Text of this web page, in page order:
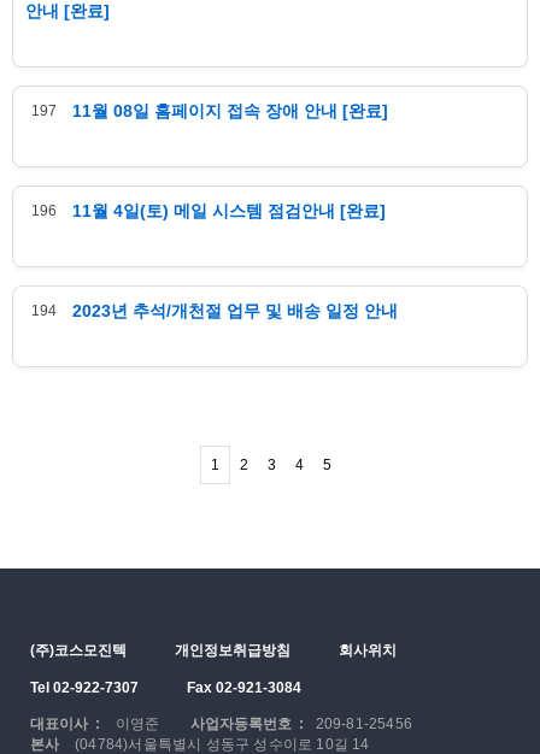
안내 [완료]
197 11월 08일 홈페이지 접속 장애 안내 [완료]
196 11월 4일(토) 메일 시스템 점검안내 [완료]
194 2023년 추석/개천절 업무 및 배송 일정 안내
1 2 3 4 5
(주)코스모진텍 개인정보취급방침 회사위치
Tel 02-922-7307 Fax 02-921-3084
대표이사 : 이영준 사업자등록번호 :
209-81-25456
본사
(04784)서울특별시 성동구 성수이로 10길 14